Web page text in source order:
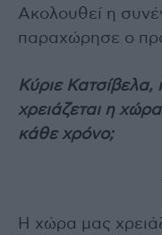
Ακολουθεί η
παραχώρησε ο
Κύριε
χρειάζεται η
κάθε χρόνο;
Η χώρα μας